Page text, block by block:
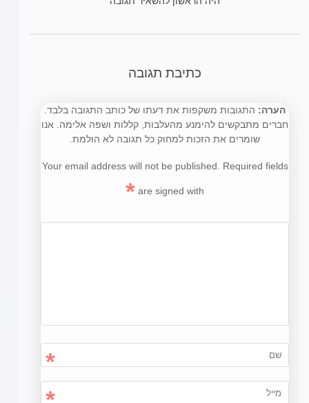
כתיבת תגובה
הערה: התגובות משקפות את דעתו של כותב התגובה בלבד.
חברים מתבקשים להימנע מהעלבות, קללות ושפה אלימה. אנו
שומרים את הזכות למחוק כל תגובה לא הולמת.
Your email address will not be published. Required fields
are signed with
*
*